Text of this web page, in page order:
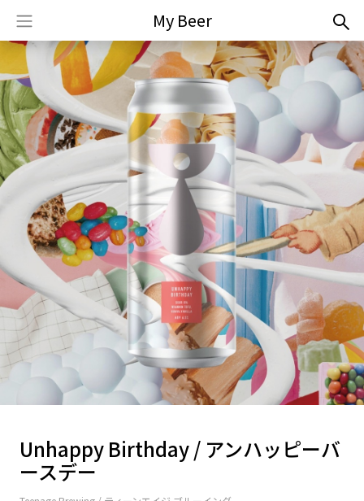
My Beer
Unhappy Birthday / アンハッピーバ
ースデー